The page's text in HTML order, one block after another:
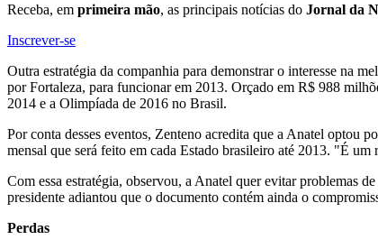
Receba, em primeira mão, as principais notícias do Jornal da
Inscrever-se
Outra estratégia da companhia para demonstrar o interesse na
por Fortaleza, para funcionar em 2013. Orçado em R$ 988
2014 e a Olimpíada de 2016 no Brasil.
Por conta desses eventos, Zenteno acredita que a Anatel optou
mensal que será feito em cada Estado brasileiro até 2013. "É
Com essa estratégia, observou, a Anatel quer evitar problemas
presidente adiantou que o documento contém ainda o
Perdas